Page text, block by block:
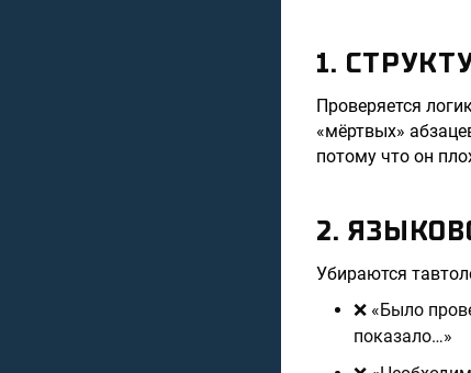
1.
Проверяется
«мёртвых»
потому что он
2.
Убираются
❌ «Было
показало…»